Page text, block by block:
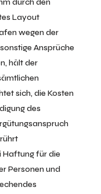
durch den
Layout
wegen der
Ansprüche
hält der
sich, die Kosten
des
Haftung für die
Personen und